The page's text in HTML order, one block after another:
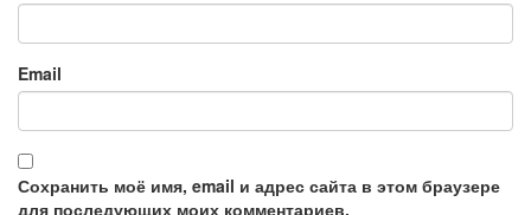
Email
Сохранить моё имя, email и адрес сайта в этом браузере
для последующих моих комментариев.